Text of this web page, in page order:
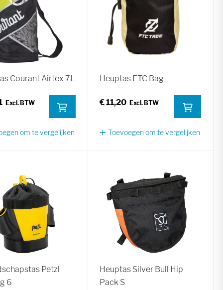
Courant Airtex 7L
om te vergelijken
Heuptas FTC Bag
€ 11,20
Toevoegen om te vergelijken
Petzl
6
Heuptas Silver Bull Hip
Pack S